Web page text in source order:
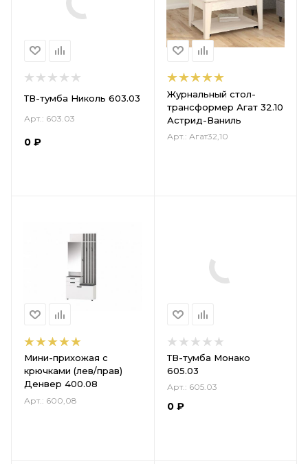
ТВ-тумба Николь 603.03
Арт.: 603.03
0 ₽
Журнальный стол-
трансформер Агат 32.10
Астрид-Ваниль
Арт.: Агат32,10
Мини-прихожая с
крючками (лев/прав)
Денвер 400.08
Арт.: 600,08
ТВ-тумба Монако
605.03
Арт.: 605.03
0₽